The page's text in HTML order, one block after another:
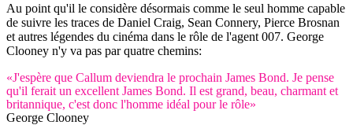
Au point qu'il le considère désormais comme le seul homme capable
de suivre les traces de Daniel Craig, Sean Connery, Pierce Brosnan
et autres légendes du cinéma dans le rôle de l'agent 007. George
Clooney n'y va pas par quatre chemins:
«J'espère que Callum deviendra le prochain James Bond. Je pense
qu'il ferait un excellent James Bond. Il est grand, beau, charmant et
britannique, c'est donc l'homme idéal pour le rôle»
George Clooney